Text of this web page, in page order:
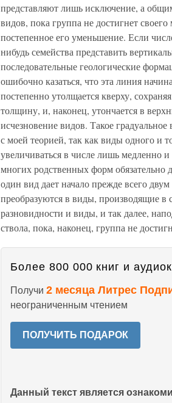
представляют лишь исключение, а
видов, пока группа не достигнет
постепенное его уменьшение. Если
нибудь семейства представить
последовательные геологические
ошибочно казаться, что эта линия
постепенно утолщается кверху,
толщину, и, наконец, утончается в
исчезновение видов. Такое градуальное
с моей теорией, так как виды одного и
увеличиваться в числе лишь медленно
многих родственных форм
один вид дает начало прежде всего
преобразуются в виды, производящие
разновидности и виды, и так далее,
ствола, пока, наконец, группа не
Более 800 000 книг и
Получи 2 месяца Литрес
неограниченным чтением
ПОЛУЧИТЬ ПОДАРОК
Данный текст является